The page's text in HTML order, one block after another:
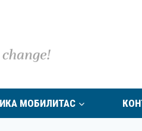
МОБИЛИТАС